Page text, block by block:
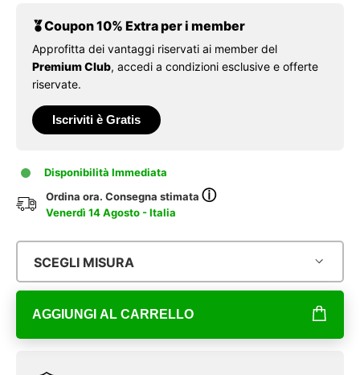
Coupon 10% Extra per i member
Approfitta dei vantaggi riservati ai member del
Premium Club, accedi a condizioni esclusive e offerte
riservate.
Iscriviti è Gratis
Disponibilità Immediata
Ordina ora. Consegna stimataⓘ
Venerdì 14 Agosto - Italia
SCEGLI MISURA
AGGIUNGI AL CARRELLO